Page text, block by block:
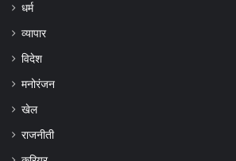
धर्म
व्यापार
विदेश
मनोरंजन
खेल
राजनीती